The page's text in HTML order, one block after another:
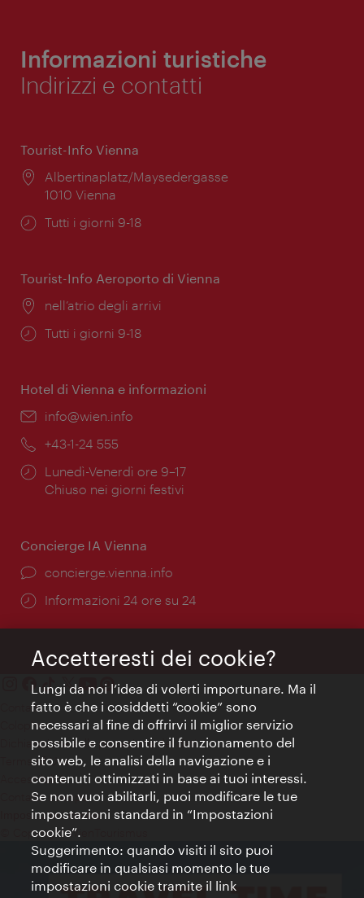
Informazioni turistiche
Indirizzi e contatti
Tourist-Info Vienna
Posizione:
Albertinaplatz/Maysedergasse
1010 Vienna
Orari
Tutti i giorni 9-18
Tourist-Info Aeroporto di Vienna
Posizione:
nell’atrio degli arrivi
Orari
Tutti i giorni 9-18
Hotel di Vienna e informazioni
Email:
info@wien.info
Telefono:
+43-1-24 555
Orari
di
Lunedì-Venerdì ore 9–17
Chiuso nei giorni festivi
Concierge IA Vienna
Ort:
concierge.vienna.info
Öffnungszeiten:
Informazioni 24 ore su 24
Contatti
Colophon
Dichiarazione sulla protezione dei dati
Terms of Use
Accessibilità
Contatto stampa
Impostazioni cookie
© Copyright WienTourismus
Accetteresti dei cookie?
Lungi da noi l’idea di volerti importunare. Ma il
fatto è che i cosiddetti “cookie” sono
necessari al fine di offrirvi il miglior servizio
possibile e consentire il funzionamento del
sito web, le analisi della navigazione e i
contenuti ottimizzati in base ai tuoi interessi.
Se non vuoi abilitarli, puoi modificare le tue
impostazioni standard in “Impostazioni
cookie”.
Suggerimento: quando visiti il sito puoi
modificare in qualsiasi momento le tue
impostazioni cookie tramite il link